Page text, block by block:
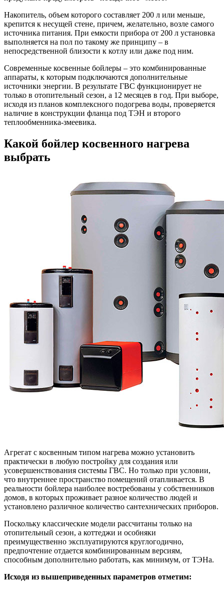
Накопитель, объем которого составляет 200 л или меньше,
крепится к несущей стене, причем, желательно, возле самого
источника питания. При емкости прибора от 200 л установка
выполняется на пол по такому же принципу – в
непосредственной близости к котлу или даже под ним.
Современные косвенные бойлеры – это комбинированные
аппараты, к которым подключаются дополнительные
источники энергии. В результате ГВС функционирует не
только в отопительный сезон, а 12 месяцев в год. При выборе,
исходя из планов комплексного подогрева воды, проверяется
наличие в конструкции фланца под ТЭН и второго
теплообменника-змеевика.
Какой бойлер косвенного нагрева
выбрать
Агрегат с косвенным типом нагрева можно установить
практически в любую постройку для создания или
усовершенствования системы ГВС. Но только при условии,
что внутреннее пространство помещений отапливается. В
реальности бойлера наиболее востребованы у собственников
домов, в которых проживает разное количество людей и
установлено различное количество сантехнических приборов.
Поскольку классические модели рассчитаны только на
отопительный сезон, а коттеджи и особняки
преимущественно эксплуатируются круглогодично,
предпочтение отдается комбинированным версиям,
способным дополнительно работать, как минимум, от ТЭНа.
Исходя из вышеприведенных параметров отметим: